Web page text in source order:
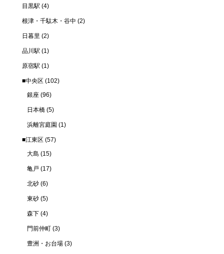
目黒駅 (4)
根津・千駄木・谷中 (2)
日暮里 (2)
品川駅 (1)
原宿駅 (1)
■中央区 (102)
銀座 (96)
日本橋 (5)
浜離宮庭園 (1)
■江東区 (57)
大島 (15)
亀戸 (17)
北砂 (6)
東砂 (5)
森下 (4)
門前仲町 (3)
豊洲・お台場 (3)